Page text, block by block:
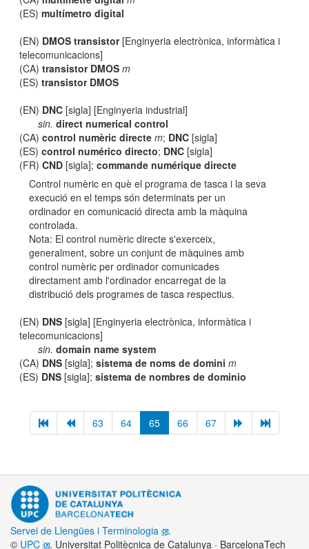
(ES)multímetro digital
(EN) DMOS transistor[Enginyeria electrònica, informàtica i
telecomunicacions]
(CA)transistor DMOS m
(ES)transistor DMOS
(EN) DNC [sigla] [Enginyeria industrial]
sin. direct numerical control
(CA)control numèric directe m; DNC [sigla]
(ES)control numérico directo; DNC [sigla]
(FR)CND [sigla];commande numérique directe
Control numèric en què el programa de tasca i la seva
execució en el temps són determinats per un
ordinador en comunicació directa amb la màquina
controlada.
Nota: El control numèric directe s'exerceix,
generalment, sobre un conjunt de màquines amb
control numèric per ordinador comunicades
directament amb l'ordinador encarregat de la
distribució dels programes de tasca respectius.
(EN) DNS [sigla] [Enginyeria electrònica, informàtica i
telecomunicacions]
sin. domain name system
(CA) DNS [sigla];sistema de noms de domini m
(ES) DNS [sigla];sistema de nombres de dominio
63 64 65 66 67
Servei de Llengües i Terminologia
.
© UPC . Universitat Politècnica de Catalunya · BarcelonaTech